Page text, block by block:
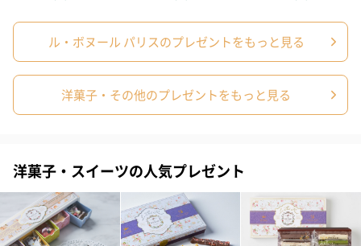
結婚祝い（御結婚御
祝）（110円）
出産祝い（御出産御
祝）（110円）
内祝い_蝶結
（110円）
結婚祝いギフトへの＋αにおすすめです。新生活を彩るギフトオプ
商品と同梱してお届けいたします。
ル・ボヌール パリスのプレゼントをもっと見る
洋菓子・その他のプレゼントをもっと見る
洋菓子・スイーツの人気プレゼント